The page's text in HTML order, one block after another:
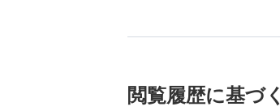
閲覧履歴に基づく